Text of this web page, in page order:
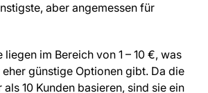
aber angemessen für
liegen im Bereich von 1 – 10 €, was
günstige Optionen gibt. Da die
10 Kunden basieren, sind sie ein